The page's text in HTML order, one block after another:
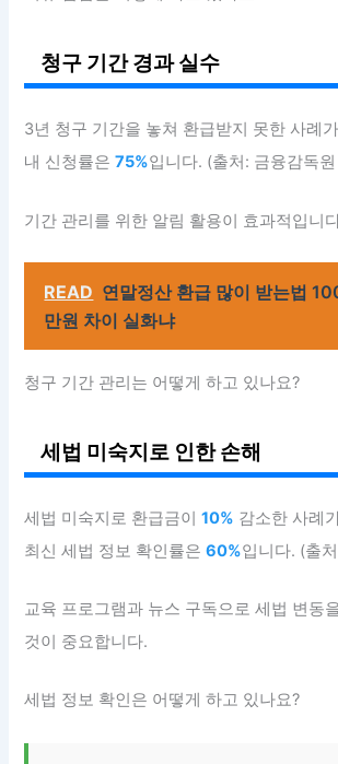
청구 기간 경과 실수
3년 청구 기간을 놓쳐 환급받지 못한 사례
내 신청률은75%입니다. (출처: 금융감독
기간 관리를 위한 알림 활용이 효과적입니
READ 연말정산 환급 많이 받는법
만원 차이 실화냐
청구 기간 관리는 어떻게 하고 있나요?
세법 미숙지로 인한 손해
세법 미숙지로 환급금이10% 감소한 사례
최신 세법 정보 확인률은60%입니다. (출
교육 프로그램과 뉴스 구독으로 세법 변동
것이 중요합니다.
세법 정보 확인은 어떻게 하고 있나요?